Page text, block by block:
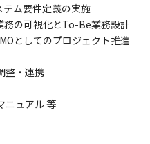
ム要件定義の実施
の可視化とTo-Be業務設計
としてのプロジェクト推進
・連携
ュアル 等